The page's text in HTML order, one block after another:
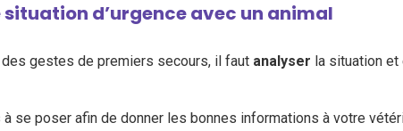
d’urgence avec un animal
gestes de premiers secours, il faut analyser la situation et
se poser afin de donner les bonnes informations à votre